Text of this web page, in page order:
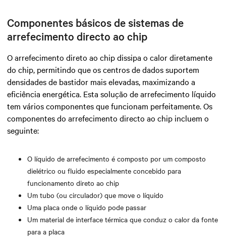
Componentes básicos de sistemas de
arrefecimento directo ao chip
O arrefecimento direto ao chip dissipa o calor diretamente
do chip, permitindo que os centros de dados suportem
densidades de bastidor mais elevadas, maximizando a
eficiência energética. Esta solução de arrefecimento líquido
tem vários componentes que funcionam perfeitamente. Os
componentes do arrefecimento directo ao chip incluem o
seguinte:
O líquido de arrefecimento é composto por um composto
dielétrico ou fluido especialmente concebido para
funcionamento direto ao chip
Um tubo (ou circulador) que move o líquido
Uma placa onde o líquido pode passar
Um material de interface térmica que conduz o calor da fonte
para a placa